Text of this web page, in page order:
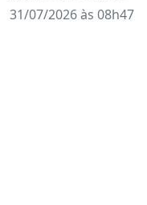
31/07/2026 às 08h47